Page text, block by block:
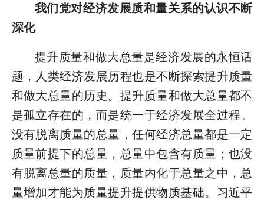
我们党对经济发展质和量关系的认识不断
深化
提升质量和做大总量是经济发展的永恒话
题，人类经济发展历程也是不断探索提升质量
和做大总量的历史。提升质量和做大总量都不
是孤立存在的，而是统一于经济发展全过程。
没有脱离质量的总量，任何经济总量都是一定
质量前提下的总量，总量中包含有质量；也没
有脱离总量的质量，质量内化于总量之中，总
量增加才能为质量提升提供物质基础。习近平